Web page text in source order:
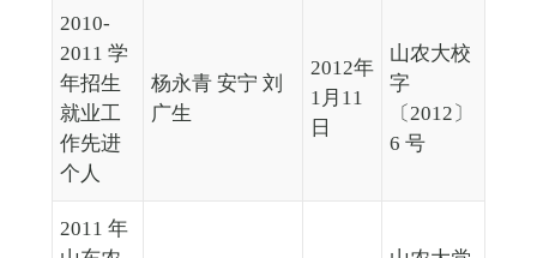
2010-
2011 学
年招生
就业工
作先进
个人
杨永青 安宁 刘
广生
2012年
1月11
日
山农大校
字
〔2012〕
6 号
2011 年